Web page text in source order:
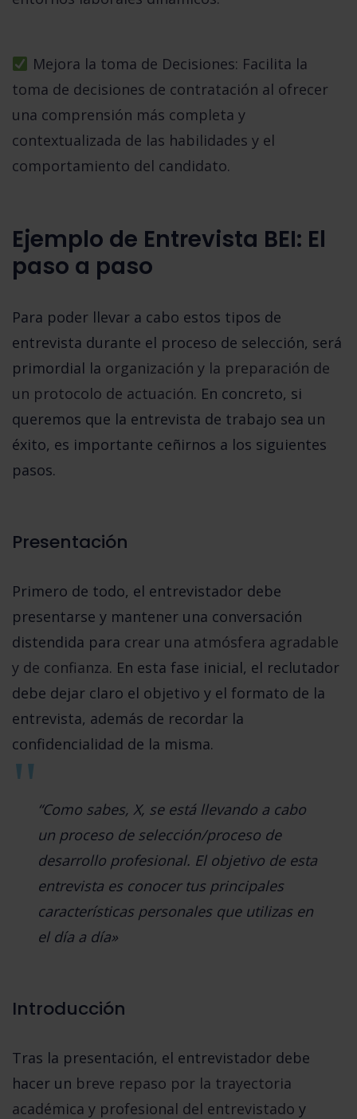
Mejora la toma de Decisiones: Facilita la
toma de decisiones de contratación al ofrecer
una comprensión más completa y
contextualizada de las habilidades y el
comportamiento del candidato.
Ejemplo de Entrevista BEI: El
paso a paso
Para poder llevar a cabo estos tipos de
entrevista durante el proceso de selección, será
primordial la organización y la preparación de
un protocolo de actuación. En concreto, si
queremos que la entrevista de trabajo sea un
éxito, es importante ceñirnos a los siguientes
pasos.
Presentación
Primero de todo, el entrevistador debe
presentarse y mantener una conversación
distendida para crear una atmósfera agradable
y de confianza. En esta fase inicial, el reclutador
debe dejar claro el objetivo y el formato de la
entrevista, además de recordar la
confidencialidad de la misma.
“Como sabes, X, se está llevando a cabo
un proceso de selección/proceso de
desarrollo profesional. El objetivo de esta
entrevista es conocer tus principales
características personales que utilizas en
el día a día»
Introducción
Tras la presentación, el entrevistador debe
hacer un breve repaso por la trayectoria
académica y profesional del entrevistado y